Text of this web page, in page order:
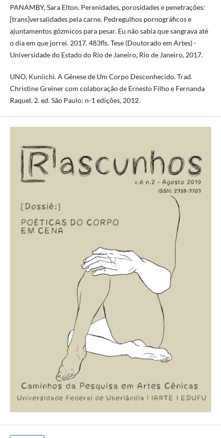
PANAMBY, Sara Elton. Perenidades, porosidades e penetrações:
[trans]versalidades pela carne. Pedregulhos pornográficos e
ajuntamentos gózmicos para pesar. Eu não sabia que sangrava até
o dia em que jorrei. 2017. 483fls. Tese (Doutorado em Artes) -
Universidade do Estado do Rio de Janeiro, Rio de Janeiro, 2017.
UNO, Kuniichi. A Gênese de Um Corpo Desconhecido. Trad.
Christine Greiner com colaboração de Ernesto Filho e Fernanda
Raquel. 2. ed. São Paulo: n-1 edições, 2012.